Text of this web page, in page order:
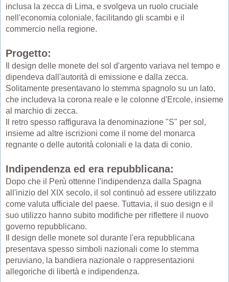
inclusa la zecca di Lima, e svolgeva un ruolo cruciale
nell'economia coloniale, facilitando gli scambi e il
commercio nella regione.
Progetto:
Il design delle monete del sol d'argento variava nel tempo e
dipendeva dall'autorità di emissione e dalla zecca.
Solitamente presentavano lo stemma spagnolo su un lato,
che includeva la corona reale e le colonne d'Ercole, insieme
al marchio di zecca.
Il retro spesso raffigurava la denominazione "S" per sol,
insieme ad altre iscrizioni come il nome del monarca
regnante o delle autorità coloniali e la data di conio.
Indipendenza ed era repubblicana:
Dopo che il Perù ottenne l'indipendenza dalla Spagna
all'inizio del XIX secolo, il sol continuò ad essere utilizzato
come valuta ufficiale del paese. Tuttavia, il suo design e il
suo utilizzo hanno subito modifiche per riflettere il nuovo
governo repubblicano.
Il design delle monete sol durante l'era repubblicana
presentava spesso simboli nazionali come lo stemma
peruviano, la bandiera nazionale o rappresentazioni
allegoriche di libertà e indipendenza.